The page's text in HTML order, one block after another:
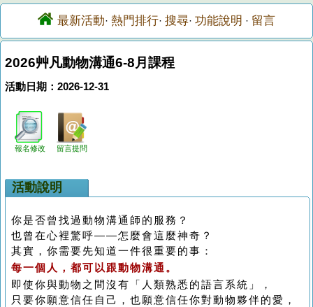
最新活動· 熱門排行· 搜尋· 功能說明 · 留言
2026艸凡動物溝通6-8月課程
活動日期：2026-12-31
報名修改 留言提問
活動說明
你是否曾找過動物溝通師的服務？
也曾在心裡驚呼——怎麼會這麼神奇？
其實，你需要先知道一件很重要的事：
每一個人，都可以跟動物溝通。
即使你與動物之間沒有「人類熟悉的語言系統」，
只要你願意信任自己，也願意信任你對動物夥伴的愛，